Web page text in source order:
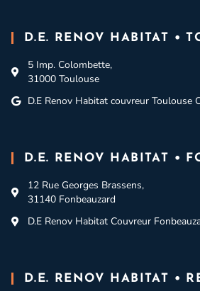
D.E. RENOV HABITAT •
5 Imp. Colombette,
31000 Toulouse
D.E Renov Habitat couvreur Toulouse
D.E. RENOV HABITAT •
12 Rue Georges Brassens,
31140 Fonbeauzard
D.E Renov Habitat Couvreur
D.E. RENOV HABITAT •